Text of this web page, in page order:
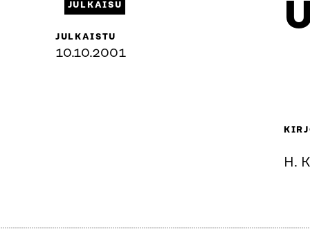
JULKAISU
JULKAISTU
10.10.2001
H.